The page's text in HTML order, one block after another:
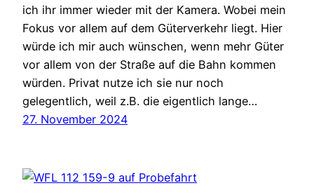
ich ihr immer wieder mit der Kamera. Wobei mein
Fokus vor allem auf dem Güterverkehr liegt. Hier
würde ich mir auch wünschen, wenn mehr Güter
vor allem von der Straße auf die Bahn kommen
würden. Privat nutze ich sie nur noch
gelegentlich, weil z.B. die eigentlich lange…
27. November 2024